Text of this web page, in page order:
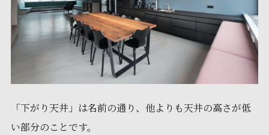
「下がり天井」は名前の通り、他よりも天井の高さが低
い部分のことです。